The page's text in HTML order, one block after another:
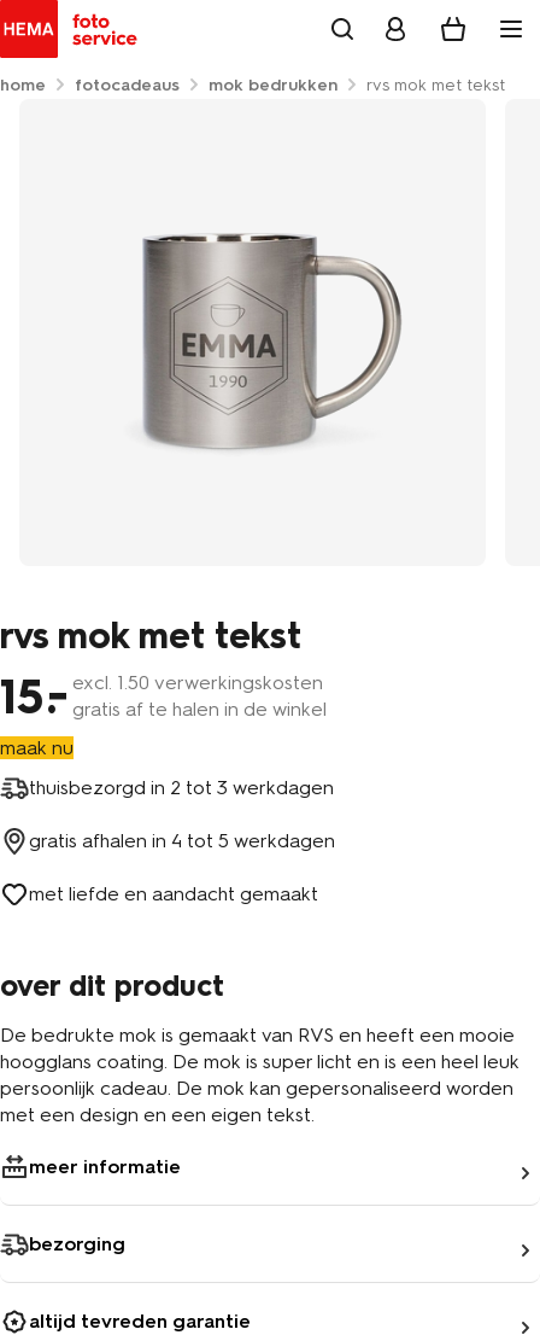
home fotocadeaus mok bedrukken rvs mok met tekst
rvs mok met tekst
15 excl. 1.50 verwerkingskosten
gratis af te halen in de winkel
maak nu
thuisbezorgd in 2 tot 3 werkdagen
gratis afhalen in 4 tot 5 werkdagen
met liefde en aandacht gemaakt
over dit product
De bedrukte mok is gemaakt van RVS en heeft een mooie
hoogglans coating. De mok is super licht en is een heel leuk
persoonlijk cadeau. De mok kan gepersonaliseerd worden
met een design en een eigen tekst.
meer informatie
bezorging
altijd tevreden garantie